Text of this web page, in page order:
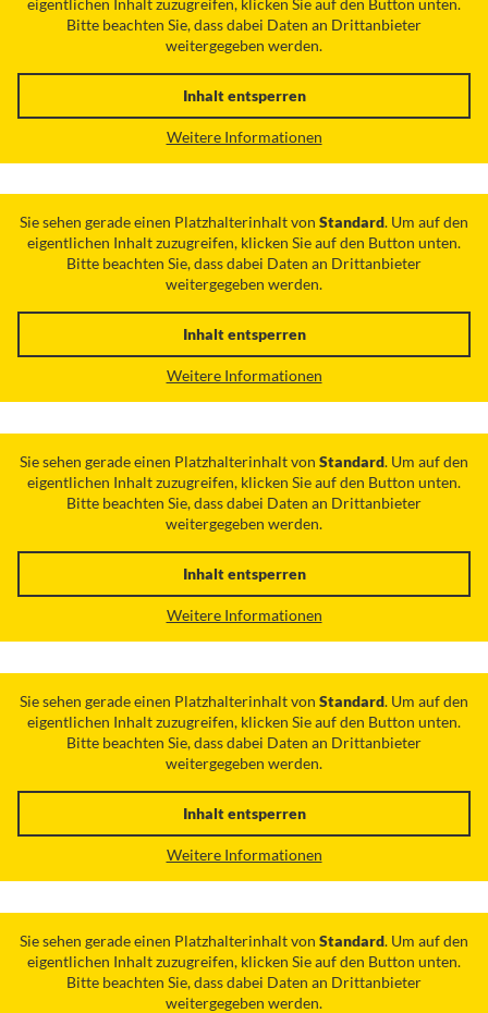
Bitte beachten Sie, dass dabei Daten an Drittanbieter
weitergegeben werden.
Inhalt entsperren
Weitere Informationen
Sie sehen gerade einen Platzhalterinhalt von Standard. Um auf den
eigentlichen Inhalt zuzugreifen, klicken Sie auf den Button unten.
Bitte beachten Sie, dass dabei Daten an Drittanbieter
weitergegeben werden.
Inhalt entsperren
Weitere Informationen
Sie sehen gerade einen Platzhalterinhalt von Standard. Um auf den
eigentlichen Inhalt zuzugreifen, klicken Sie auf den Button unten.
Bitte beachten Sie, dass dabei Daten an Drittanbieter
weitergegeben werden.
Inhalt entsperren
Weitere Informationen
Sie sehen gerade einen Platzhalterinhalt von Standard. Um auf den
eigentlichen Inhalt zuzugreifen, klicken Sie auf den Button unten.
Bitte beachten Sie, dass dabei Daten an Drittanbieter
weitergegeben werden.
Inhalt entsperren
Weitere Informationen
Sie sehen gerade einen Platzhalterinhalt von Standard. Um auf den
eigentlichen Inhalt zuzugreifen, klicken Sie auf den Button unten.
Bitte beachten Sie, dass dabei Daten an Drittanbieter
weitergegeben werden.